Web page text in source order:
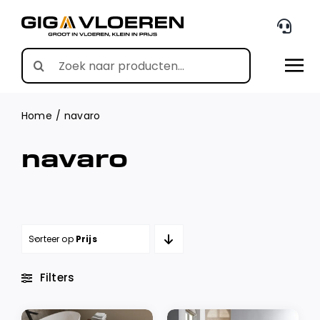
content
Search
for:
Home navaro
navaro
Sorteer op Prijs
Filters